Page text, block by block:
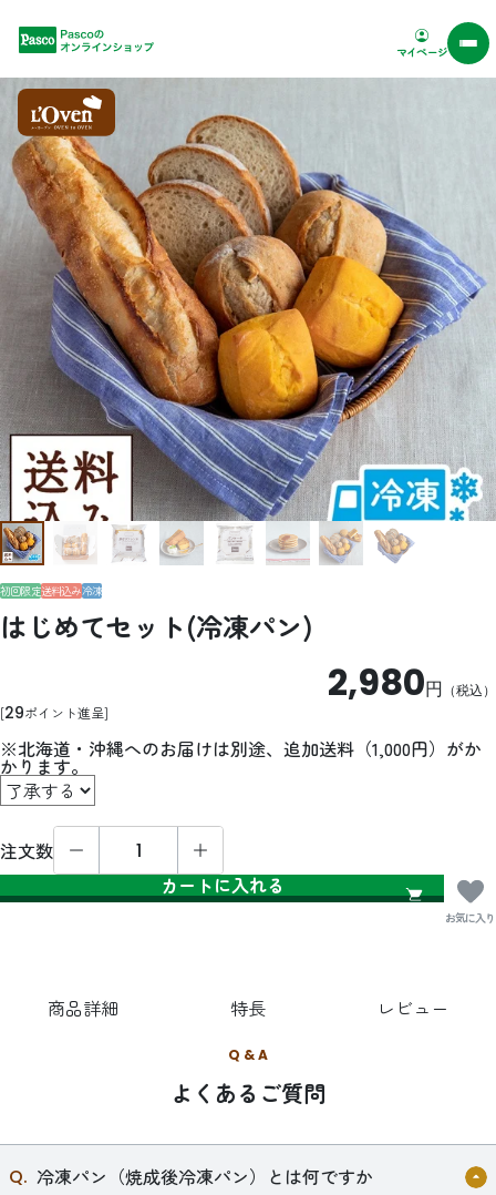
Pascoオンラインショップ マイページ
初回限定送料込み冷凍
はじめてセット(冷凍パン)
2,980円 （税込）
29ポイント進呈
※北海道・沖縄へのお届けは別途、追加送料（1,000円）がか
かります。
注文数
カートに入れる
お気に入り
商品詳細 特長 レビュー
Q & A
よくあるご質問
冷凍パン（焼成後冷凍パン）とは何ですか